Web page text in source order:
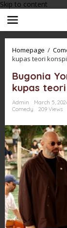
Skip to content
Homepage /
kupas teori
Bugonia
kupas
Admin
March 5,
Comedy
209 Views